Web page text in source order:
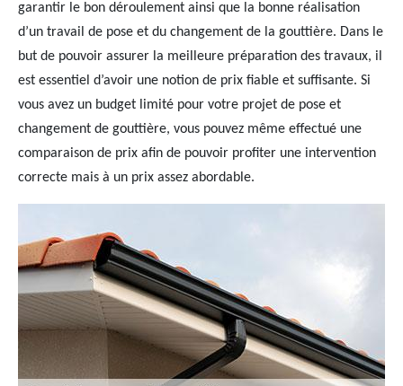
garantir le bon déroulement ainsi que la bonne réalisation
d’un travail de pose et du changement de la gouttière. Dans le
but de pouvoir assurer la meilleure préparation des travaux, il
est essentiel d’avoir une notion de prix fiable et suffisante. Si
vous avez un budget limité pour votre projet de pose et
changement de gouttière, vous pouvez même effectué une
comparaison de prix afin de pouvoir profiter une intervention
correcte mais à un prix assez abordable.